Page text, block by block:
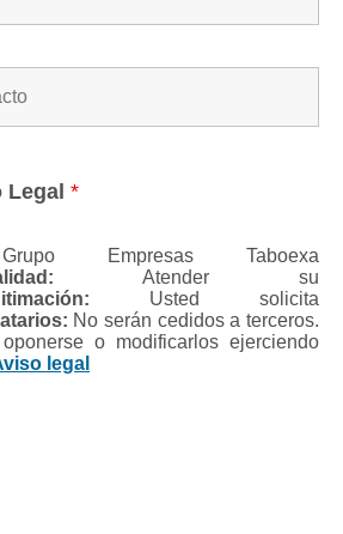
*
Empresas Taboexa
Atender su
Usted solicita
No serán cedidos a terceros.
o modificarlos ejerciendo
legal